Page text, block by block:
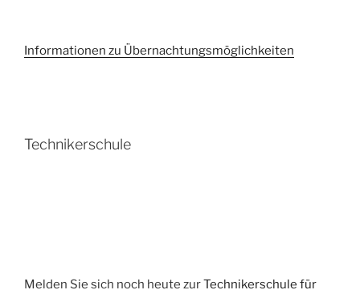
Informationen zu Übernachtungsmöglichkeiten
Technikerschule
Melden Sie sich noch heute zurTechnikerschule für